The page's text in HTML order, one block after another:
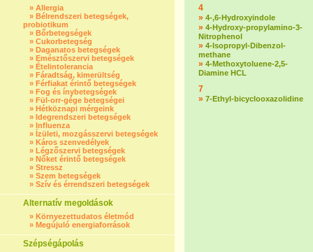
» Allergia
» Bélrendszeri betegségek,
probiotikum
» Bőrbetegségek
» Cukorbetegség
» Daganatos betegségek
» Emésztőszervi betegségek
» Ételintolerancia
» Fáradtság, kimerültség
» Férfiakat érintő betegségek
» Fog és ínybetegségek
» Fül-orr-gége betegségei
» Hétköznapi mérgeink
» Idegrendszeri betegségek
» Influenza
» Ízületi, mozgásszervi betegségek
» Káros szenvedélyek
» Légzőszervi betegségek
» Nőket érintő betegségek
» Stressz
» Szem betegségek
» Szív és érrendszeri betegségek
Alternatív megoldások
» Környezettudatos életmód
» Megújuló energiaforrások
Szépségápolás
4
» 4-,6-Hydroxyindole
» 4-Hydroxy-propylamino-3-
Nitrophenol
» 4-Isopropyl-Dibenzol-
methane
» 4-Methoxytoluene-2,5-
Diamine HCL
7
» 7-Ethyl-bicyclooxazolidine